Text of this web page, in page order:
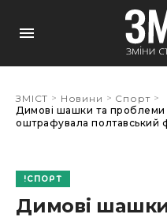
ЗМІСТ > Новини > Спорт >
Димові шашки та проблеми
оштрафувала полтавський
СПОРТ
Димові